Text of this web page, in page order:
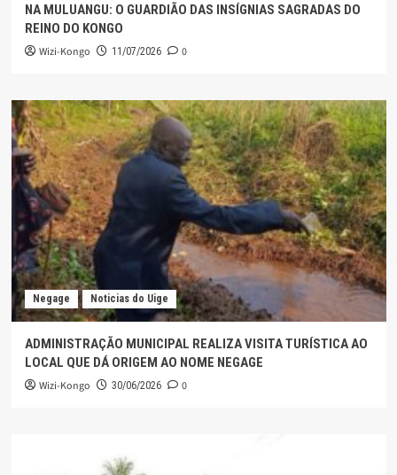
NA MULUANGU: O GUARDIÃO DAS INSÍGNIAS SAGRADAS DO
REINO DO KONGO
Wizi-Kongo 11/07/2026 0
Negage Noticias do Uige
ADMINISTRAÇÃO MUNICIPAL REALIZA VISITA TURÍSTICA AO
LOCAL QUE DÁ ORIGEM AO NOME NEGAGE
Wizi-Kongo 30/06/2026 0